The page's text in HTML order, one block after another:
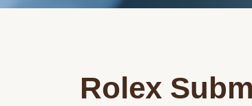
Rolex